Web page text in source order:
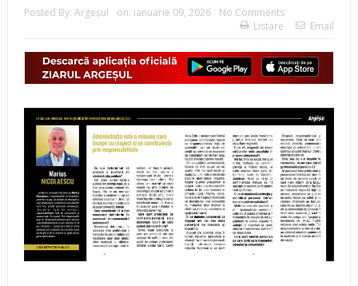
Posted By: Argeşul on: ianuarie 09, 2026
No Comments
Listare
Email